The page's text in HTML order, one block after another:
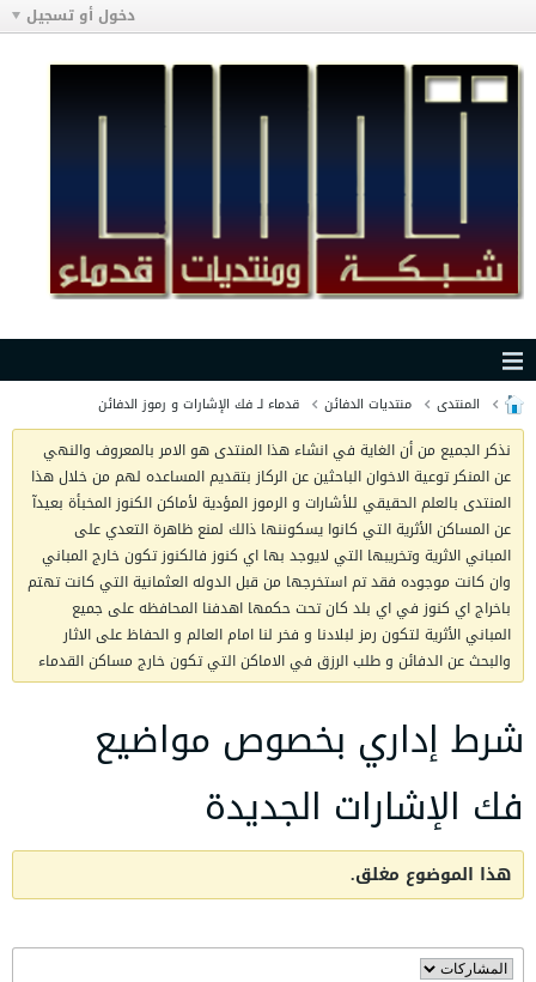
دخول أو تسجيل
المنتدى منتديات الدفائن قدماء لـ فك الإشارات و رموز الدفائن
نذكر الجميع من أن الغاية في انشاء هذا المنتدى هو الامر بالمعروف والنهي
عن المنكر توعية الاخوان الباحثين عن الركاز بتقديم المساعده لهم من خلال هذا
المنتدى بالعلم الحقيقي للأشارات و الرموز المؤدية لأماكن الكنوز المخبأة بعيدآ
عن المساكن الأثرية التي كانوا يسكوننها ذالك لمنع ظاهرة التعدي على
المباني الاثرية وتخريبها التي لايوجد بها اي كنوز فالكنوز تكون خارج المباني
وان كانت موجوده فقد تم استخرجها من قبل الدوله العثمانية التي كانت تهتم
باخراج اي كنوز في اي بلد كان تحت حكمها اهدفنا المحافظه على جميع
المباني الأثرية لتكون رمز لبلادنا و فخر لنا امام العالم و الحفاظ على الاثار
والبحث عن الدفائن و طلب الرزق في الاماكن التي تكون خارج مساكن القدماء
شرط إداري بخصوص مواضيع
فك الإشارات الجديدة
هذا الموضوع مغلق.